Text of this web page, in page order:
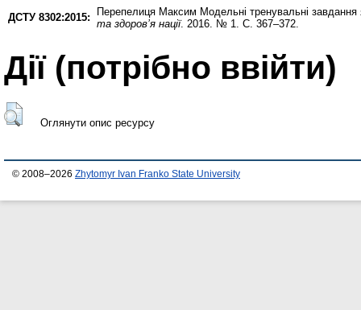
ДСТУ 8302:2015:
Перепелиця Максим Модельні тренувальні завдання
та здоров’я нації. 2016. № 1. С. 367–372.
Дії ​​(потрібно ввійти)
Оглянути опис ресурсу
© 2008–2026 Zhytomyr Ivan Franko State University